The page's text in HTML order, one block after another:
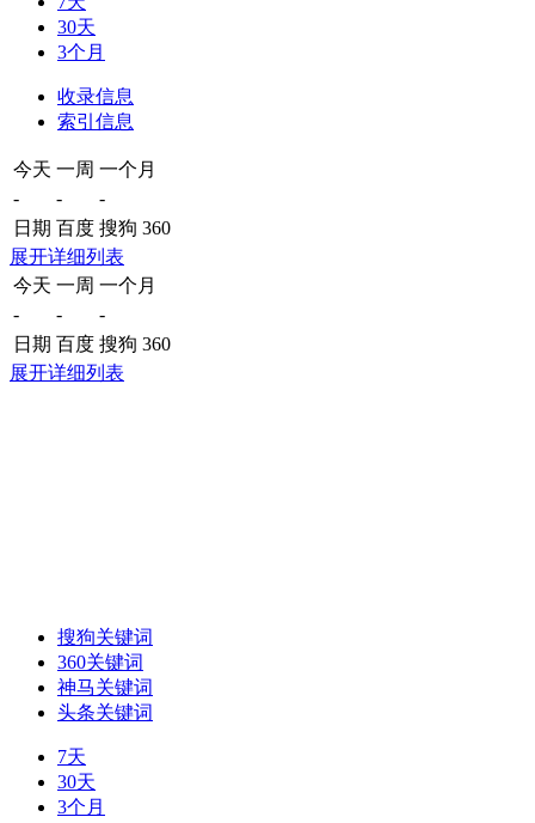
30天
3个月
收录信息
索引信息
今天 一周 一个月
-
-
-
日期 百度 搜狗 360
展开详细列表
今天 一周 一个月
-
-
-
日期 百度 搜狗 360
展开详细列表
搜狗关键词
360关键词
神马关键词
头条关键词
7天
30天
3个月